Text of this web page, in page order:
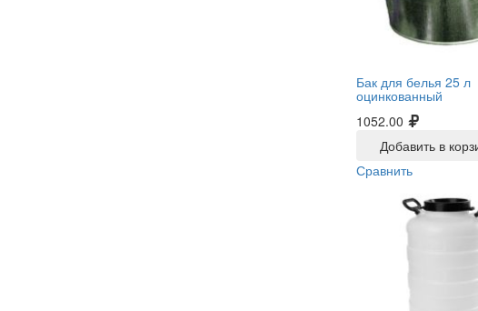
Бак для белья 25 л
оцинкованный
1052.00
Добавить в
Сравнить